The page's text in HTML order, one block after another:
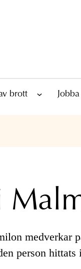
brott
medverkar
person hittats